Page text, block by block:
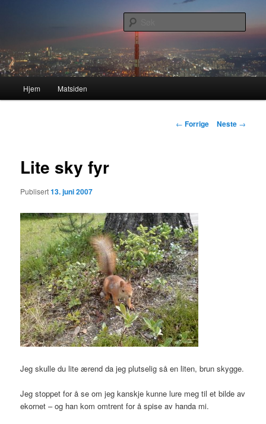
hovedinnholdet
Lasses hjemmeside
Hjem Matsiden
Innleggsnavigasjon
← Forrige Neste →
Lite sky fyr
Publisert13. juni 2007
Jeg skulle du lite ærend da jeg plutselig så en liten, brun skygge.
Jeg stoppet for å se om jeg kanskje kunne lure meg til et bilde av
ekornet – og han kom omtrent for å spise av handa mi.